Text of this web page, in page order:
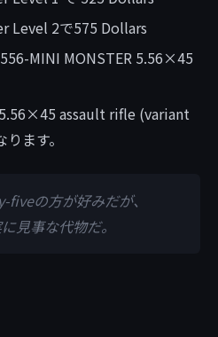
Level 2で575 Dollars
MINI MONSTER 5.56×45
assault rifle (variant
ます。
の方が好みだが、
見事な代物だ。